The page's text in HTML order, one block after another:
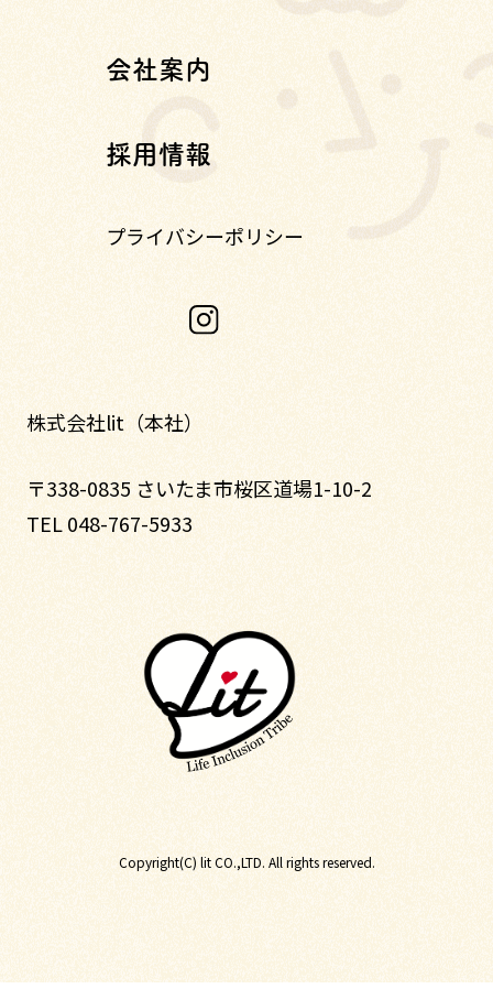
会社案内
採用情報
プライバシーポリシー
株式会社lit（本社）
〒338-0835 さいたま市桜区道場1-10-2
TEL 048-767-5933
Copyright(C) lit CO.,LTD. All rights reserved.